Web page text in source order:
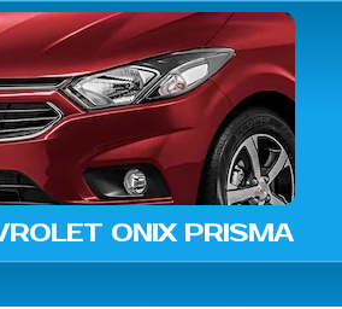
ONIX PRISMA
new tab)